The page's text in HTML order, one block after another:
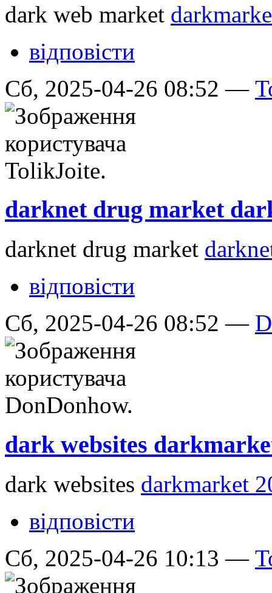
dark web market
відповісти
Сб, 2025-04-26 08:52 —
darknet drug market
darknet drug market
відповісти
Сб, 2025-04-26 08:52 —
dark websites
dark websites darkmarket
відповісти
Сб, 2025-04-26 10:13 —